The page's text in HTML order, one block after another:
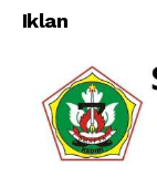
Iklan